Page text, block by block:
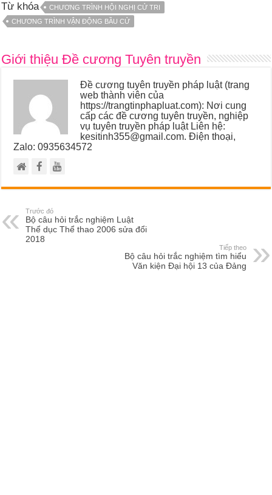
Từ khóa
CHƯƠNG TRÌNH HỘI NGHỊ CỬ TRI
CHƯƠNG TRÌNH VẬN ĐỘNG BẦU CỬ
Giới thiệu Đề cương Tuyên truyền
Đề cương tuyên truyền pháp luật (trang
web thành viên của
https://trangtinphapluat.com): Nơi cung
cấp các đề cương tuyên truyền, nghiệp
vụ tuyên truyền pháp luật Liên hệ:
kesitinh355@gmail.com. Điện thoại,
Zalo: 0935634572
Trước đó
Bộ câu hỏi trắc nghiệm Luật
Thể dục Thể thao 2006 sửa đổi
2018
Tiếp theo
Bộ câu hỏi trắc nghiệm tìm hiểu
Văn kiện Đại hội 13 của Đảng